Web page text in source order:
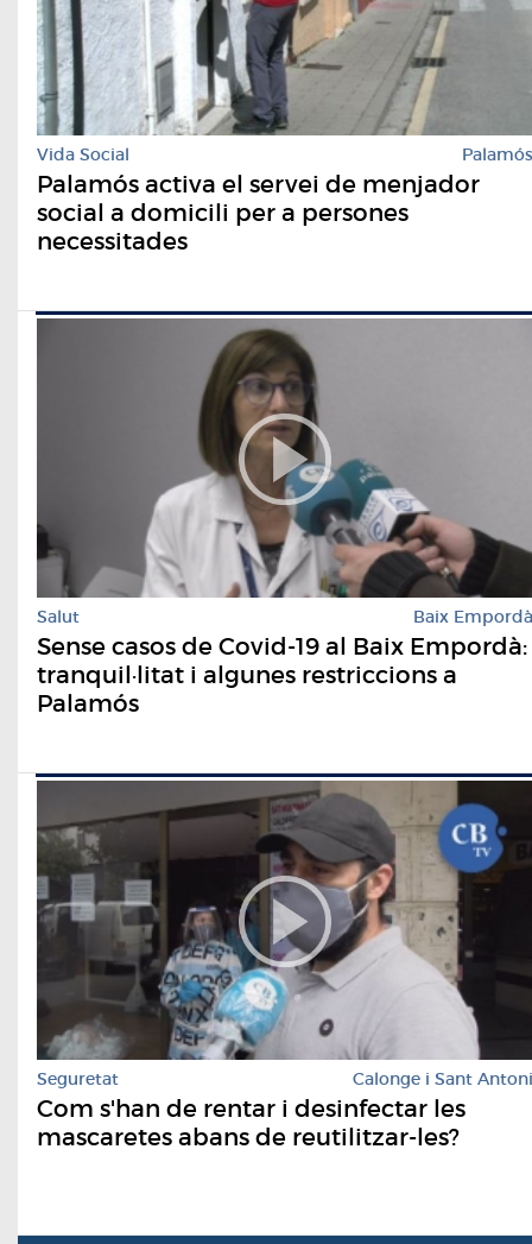
Vida Social Palamós
Palamós activa el servei de menjador
social a domicili per a persones
necessitades
Salut Baix Empordà
Sense casos de Covid-19 al Baix Empordà:
tranquil·litat i algunes restriccions a
Palamós
Seguretat Calonge i Sant Antoni
Com s'han de rentar i desinfectar les
mascaretes abans de reutilitzar-les?